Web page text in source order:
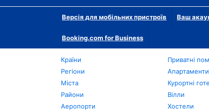
Версія для мобільних пристроїв Ваш
Booking.com for Business
Країни
Регіони
Міста
Райони
Аеропорти
Приватні
Апартаменти
Курортні
Вілли
Хостели